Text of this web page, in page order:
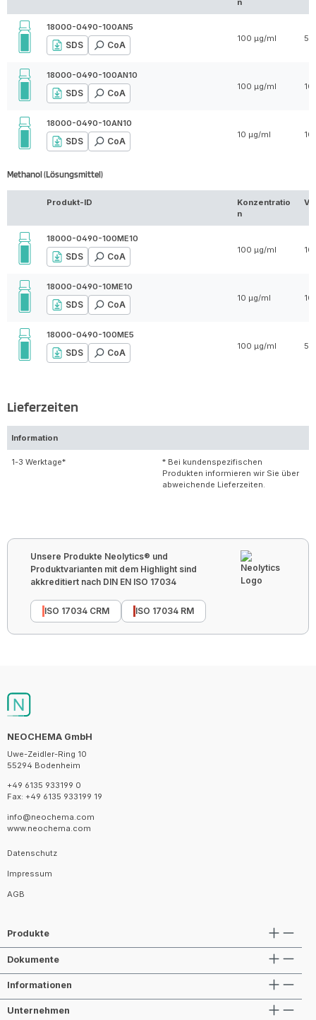
n
18000-0490-100AN5
SDS CoA
100 µg/ml 5
18000-0490-100AN10
SDS CoA
100 µg/ml 10
18000-0490-10AN10
SDS CoA
10 µg/ml 10
Methanol (Lösungsmittel)
Produkt-ID
Konzentratio
n
18000-0490-100ME10
SDS CoA
100 µg/ml 10
18000-0490-10ME10
SDS CoA
10 µg/ml 10
18000-0490-100ME5
SDS CoA
100 µg/ml 5
Lieferzeiten
Information
1-3 Werktage*
* Bei kundenspezifischen
Produkten informieren wir Sie über
abweichende Lieferzeiten.
Unsere Produkte Neolytics® und
Produktvarianten mit dem Highlight sind
akkreditiert nach DIN EN ISO 17034
ISO 17034 CRM ISO 17034 RM
NEOCHEMA GmbH
Uwe-Zeidler-Ring 10
55294 Bodenheim
+49 6135 933199 0
Fax: +49 6135 933199 19
info@neochema.com
www.neochema.com
Datenschutz
Impressum
AGB
Produkte
Dokumente
Informationen
Unternehmen